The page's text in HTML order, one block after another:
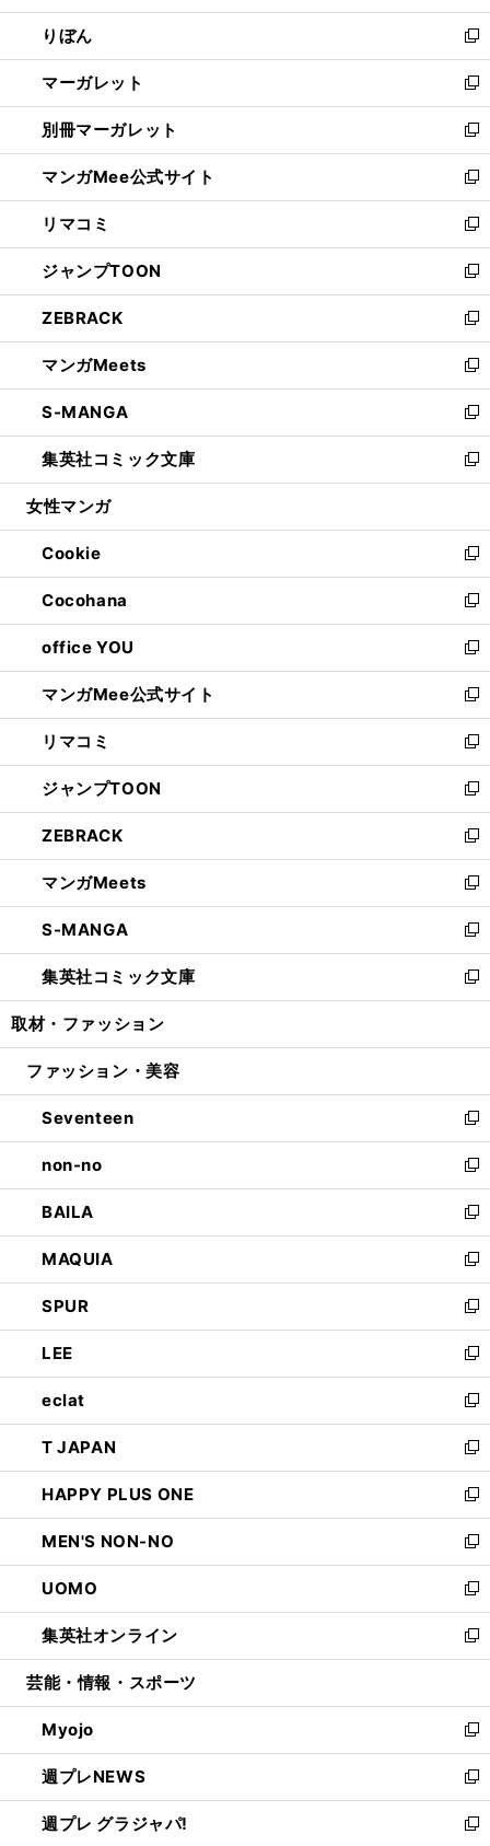
開
く
ウ
で
開
く
ン
ド
ウ
で
開
く
ウ
ィ
ン
ド
ウ
で
開
く
りぼん
新
し
い
ウ
ィ
ン
ド
ウ
で
開
く
マーガレット
新
し
い
ウ
ィ
ン
ド
ウ
で
開
く
別冊マーガレット
新
し
い
ウ
ィ
ン
ド
ウ
で
開
く
マンガMee公式サイト
新
し
い
ウ
ィ
ン
ド
ウ
で
開
く
リマコミ
新
し
い
ウ
ィ
ン
ド
ウ
で
開
く
ジャンプTOON
新
し
い
ウ
ィ
ン
ド
ウ
で
開
ZEBRACK
新
し
い
ウ
ィ
ン
ド
ウ
開
く
マンガMeets
新
し
い
ウ
ィ
ン
ウ
で
開
く
S-MANGA
新
し
い
ウ
ン
ド
ウ
で
開
く
集英社コミック文庫
新
し
ウ
ィ
ン
ド
ウ
で
開
く
女性マンガ
Cookie
新
し
い
ウ
ィ
ン
ド
ウ
で
開
く
Cocohana
新
し
い
ウ
ィ
ン
ド
ウ
で
開
く
office YOU
新
し
い
ウ
ィ
ン
ド
ウ
で
開
く
マンガMee公式サイト
新
し
い
ウ
ィ
ン
ド
ウ
で
開
く
リマコミ
新
し
い
ウ
ィ
ン
ド
ウ
で
開
く
ジャンプTOON
新
し
い
ウ
ィ
ン
ド
ウ
で
開
ZEBRACK
新
し
い
ウ
ィ
ン
ド
ウ
開
マンガMeets
新
し
い
ウ
ィ
ン
ウ
開
く
S-MANGA
新
し
い
ウ
ン
ウ
で
開
く
集英社コミック文庫
新
し
ウ
ン
ド
ウ
で
開
く
取材・ファッション
ファッション・美容
Seventeen
新
し
い
ウ
ィ
ン
ド
ウ
で
開
く
non-no
新
し
い
ウ
ィ
ン
ド
ウ
で
開
く
BAILA
新
し
い
ウ
ィ
ン
ド
ウ
で
開
く
MAQUIA
新
し
い
ウ
ィ
ン
ド
ウ
で
開
く
SPUR
新
し
い
ウ
ィ
ン
ド
ウ
で
開
く
LEE
新
し
い
ウ
ィ
ン
ド
ウ
で
開
く
eclat
新
し
い
ウ
ィ
ン
ド
ウ
で
開
く
T JAPAN
新
し
い
ウ
ィ
ン
ド
ウ
で
開
HAPPY PLUS ONE
新
し
い
ウ
ィ
ン
ド
ウ
開
く
MEN'S NON-NO
新
し
い
ウ
ィ
ン
ウ
で
開
く
UOMO
新
し
い
ウ
ン
ド
ウ
で
開
く
集英社オンライン
新
し
ウ
ィ
ン
ド
ウ
で
芸能・情報・スポーツ
Myojo
新
し
い
ウ
ィ
週プレNEWS
新
し
い
週プレ グラジャパ!
新